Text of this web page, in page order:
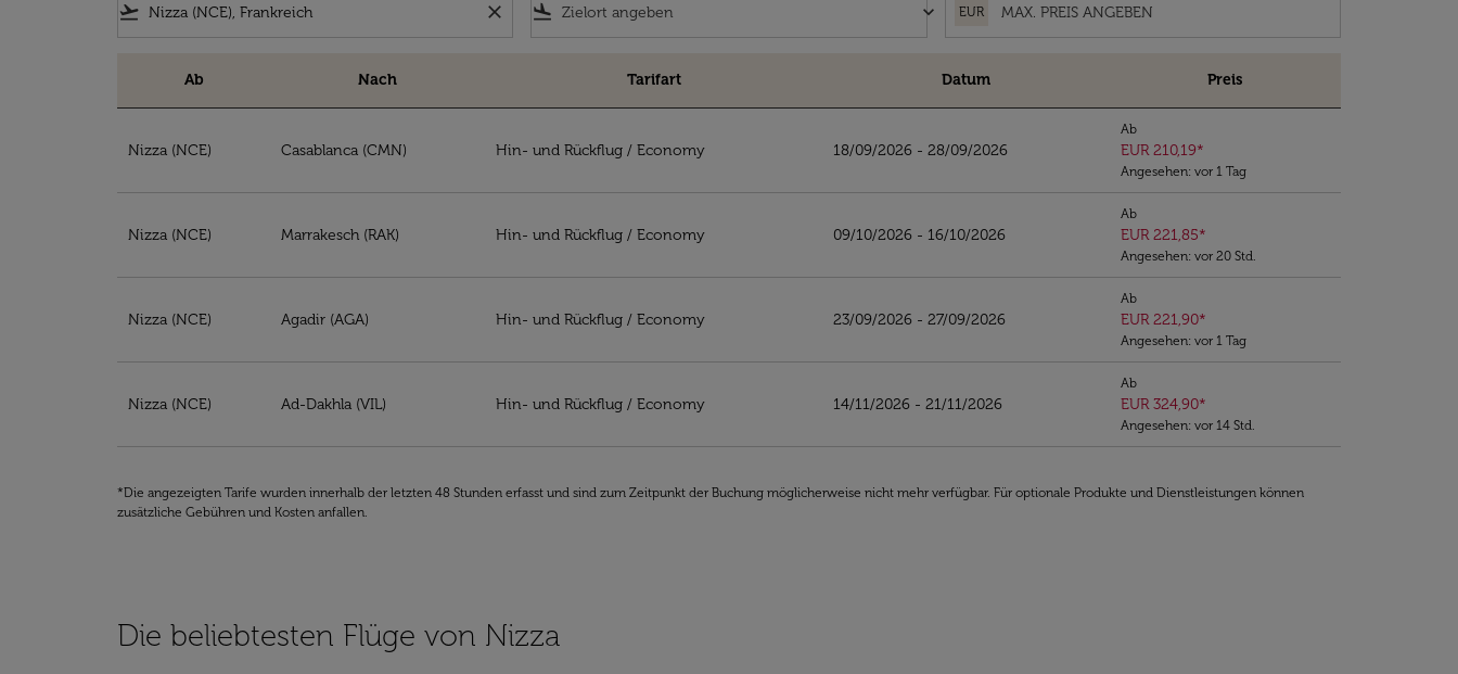
flight_takeoff close flight_land keyboard_arrow_down EUR
Ab Nach Tarifart Datum Preis
Nizza (NCE) Casablanca (CMN) Hin- und Rückflug / Economy 18/09/2026 - 28/09/2026
Ab
EUR 210,19*
Angesehen: vor 1 Tag
Nizza (NCE) Marrakesch (RAK) Hin- und Rückflug / Economy 09/10/2026 - 16/10/2026
Ab
EUR 221,85*
Angesehen: vor 20 Std.
Nizza (NCE) Agadir (AGA) Hin- und Rückflug / Economy 23/09/2026 - 27/09/2026
Ab
EUR 221,90*
Angesehen: vor 1 Tag
Nizza (NCE) Ad-Dakhla (VIL) Hin- und Rückflug / Economy 14/11/2026 - 21/11/2026
Ab
EUR 324,90*
Angesehen: vor 14 Std.
*Die angezeigten Tarife wurden innerhalb der letzten 48 Stunden erfasst und sind zum Zeitpunkt der Buchung möglicherweise nicht mehr verfügbar. Für optionale Produkte und Dienstleistungen können
zusätzliche Gebühren und Kosten anfallen.
Die beliebtesten Flüge von Nizza